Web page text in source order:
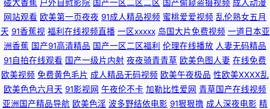
店丝袜足交福利彩票 国产片1024 亚洲欧美日韩丝袜网址 wwwav热 91tv福
利视频 大香蕉衣人 人妖伪娘视频 91n美女在线观看 国产成人综合视频在线
午夜寂寞看成人 欧美亚州性交AT 91探花一区在线 黄色小视频fft 在线播放成
人a 丁香五月色色婷 日韩成人网站 91干逼精品 草草精品 日韩另类无码偷拍
碰大香蕉 户外自慰影院 国产一区二区二区 国产偷窥盗摄视频 成人动漫
网站观看 欧美第一页夜夜 91成人精品视频 蜜桃爱爱视频 乱伦熟女五月
天 91香蕉视 福利在线视频直播 一区xxxxx 岛国大片免费视频 一道日本亚
洲香蕉 国产91高清精品 国产一区二区福利 伦理在线播放 人妻无码精品
91自拍在线观看 国产一级片内射 夜夜骑青青草 欧美色图人妻 在线免费
欧美视频 免费黄色毛片 成人精品无码视频 欧美午夜极品 性欧美ⅩⅩⅩⅩ乱
欧美色色六月天 91影视网 午夜伦不卡 加勒比性爱网 青草国产在线视频
亚洲国产精品导航 欧美色淫 波多野结依电影 91狠狠撸 成人深夜电影 精